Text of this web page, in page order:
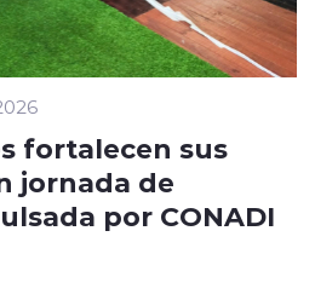
fortalecen sus
jornada de
por CONADI